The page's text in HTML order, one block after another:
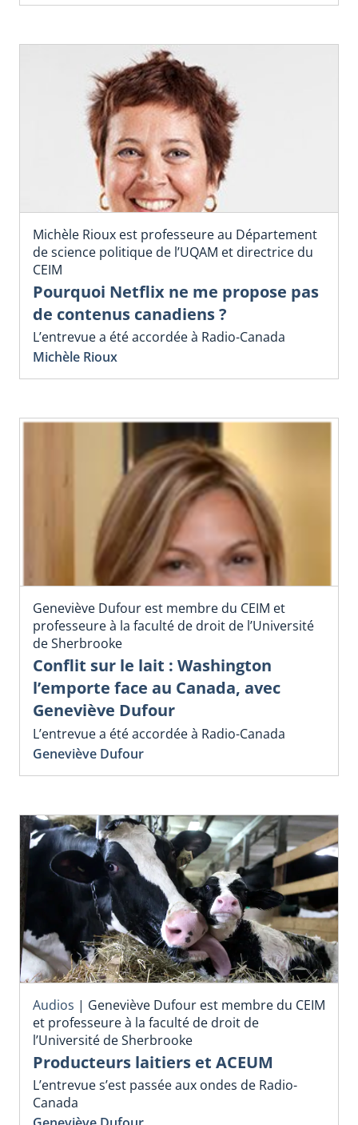
Michèle Rioux est professeure au Département
de science politique de l’UQAM et directrice du
CEIM
Pourquoi Netflix ne me propose pas
de contenus canadiens ?
L’entrevue a été accordée à Radio-Canada
Michèle Rioux
Geneviève Dufour est membre du CEIM et
professeure à la faculté de droit de l’Université
de Sherbrooke
Conflit sur le lait : Washington
l’emporte face au Canada, avec
Geneviève Dufour
L’entrevue a été accordée à Radio-Canada
Geneviève Dufour
Audios | Geneviève Dufour est membre du CEIM
et professeure à la faculté de droit de
l’Université de Sherbrooke
Producteurs laitiers et ACEUM
L’entrevue s’est passée aux ondes de Radio-
Canada